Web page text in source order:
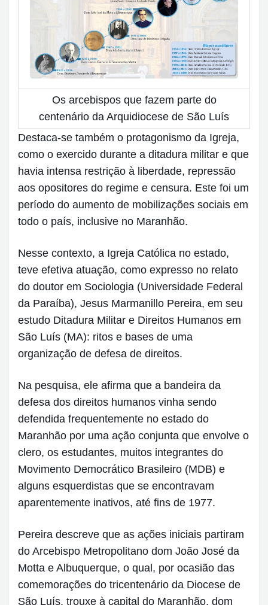
Os arcebispos que fazem parte do
centenário da Arquidiocese de São Luís
Destaca-se também o protagonismo da Igreja,
como o exercido durante a ditadura militar e que
havia intensa restrição à liberdade, repressão
aos opositores do regime e censura. Este foi um
período do aumento de mobilizações sociais em
todo o país, inclusive no Maranhão.
Nesse contexto, a Igreja Católica no estado,
teve efetiva atuação, como expresso no relato
do doutor em Sociologia (Universidade Federal
da Paraíba), Jesus Marmanillo Pereira, em seu
estudo Ditadura Militar e Direitos Humanos em
São Luís (MA): ritos e bases de uma
organização de defesa de direitos.
Na pesquisa, ele afirma que a bandeira da
defesa dos direitos humanos vinha sendo
defendida frequentemente no estado do
Maranhão por uma ação conjunta que envolve o
clero, os estudantes, muitos integrantes do
Movimento Democrático Brasileiro (MDB) e
alguns esquerdistas que se encontravam
aparentemente inativos, até fins de 1977.
Pereira descreve que as ações iniciais partiram
do Arcebispo Metropolitano dom João José da
Motta e Albuquerque, o qual, por ocasião das
comemorações do tricentenário da Diocese de
São Luís, trouxe à capital do Maranhão, dom